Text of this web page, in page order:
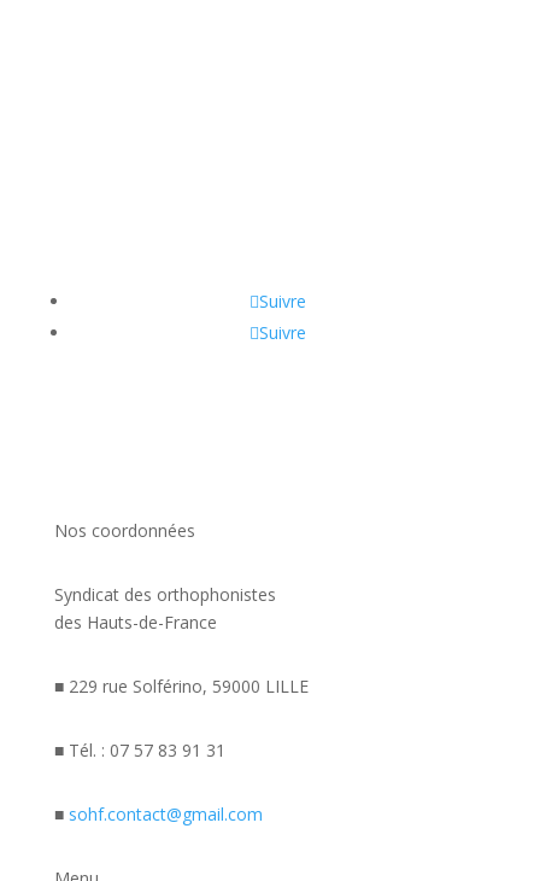
Suivre
Suivre
Nos coordonnées
Syndicat des orthophonistes
des Hauts-de-France
■ 229 rue Solférino, 59000 LILLE
■ Tél. : 07 57 83 91 31
■ sohf.contact@gmail.com